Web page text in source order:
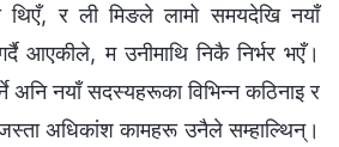
थिएँ, र ली मिङले लामो समयदेखि नयाँ
आएकीले, म उनीमाथि निकै निर्भर भएँ।
अनि नयाँ सदस्यहरूका विभिन्न कठिनाइ र
अधिकांश कामहरू उनैले सम्हाल्थिन्।